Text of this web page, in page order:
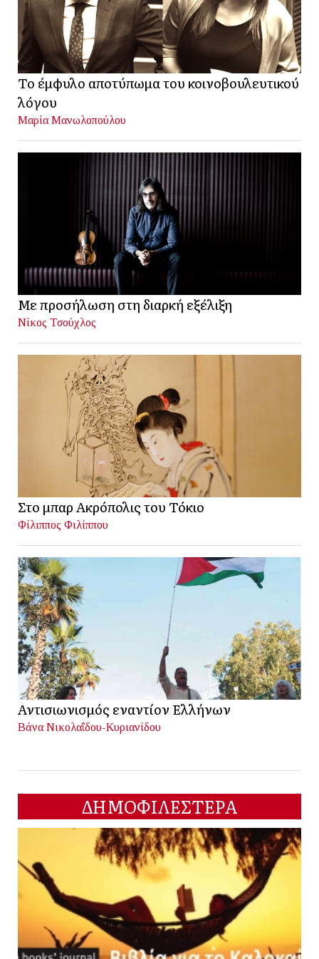
Το έμφυλο αποτύπωμα του κοινοβουλευτικού
λόγου
Μαρία Μανωλοπούλου
Με προσήλωση στη διαρκή εξέλιξη
Νίκος Τσούχλος
Στο μπαρ Ακρόπολις του Τόκιο
Φίλιππος Φιλίππου
Αντισιωνισμός εναντίον Ελλήνων
Βάνα Νικολαΐδου-Κυριανίδου
ΔΗΜΟΦΙΛΕΣΤΕΡΑ